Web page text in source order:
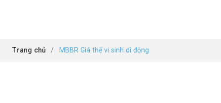
Trang chủ / MBBR Giá thể vi sinh di động